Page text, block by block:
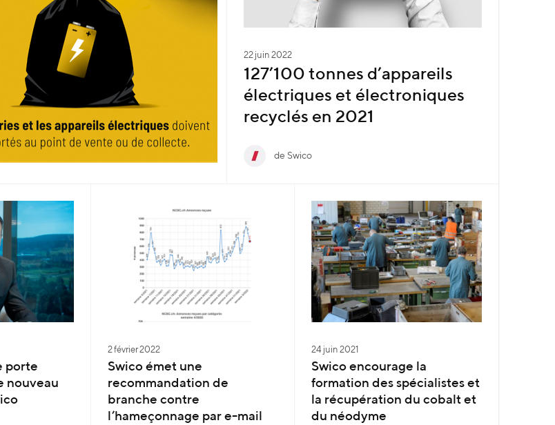
22 juin 2022
127’100 tonnes d’appareils
électriques et électroniques
recyclés en 2021
de Swico
porte
nouveau
2 février 2022
Swico émet une
recommandation de
branche contre
l’hameçonnage par e-mail
24 juin 2021
Swico encourage la
formation des spécialistes et
la récupération du cobalt et
du néodyme